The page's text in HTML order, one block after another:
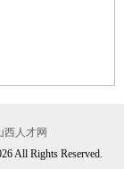
西人才网
All Rights Reserved.